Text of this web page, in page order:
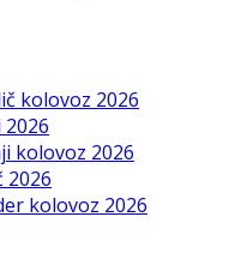
kolovoz 2026
kolovoz 2026
2026
kolovoz 2026